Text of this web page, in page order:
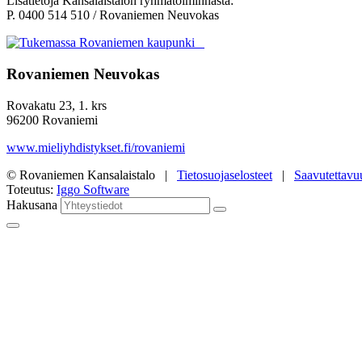
P. 0400 514 510 / Rovaniemen Neuvokas
Rovaniemen Neuvokas
Rovakatu 23, 1. krs
96200 Rovaniemi
www.mieliyhdistykset.fi/rovaniemi
© Rovaniemen Kansalaistalo | Tietosuojaselosteet |
Toteutus: Iggo Software
Hakusana